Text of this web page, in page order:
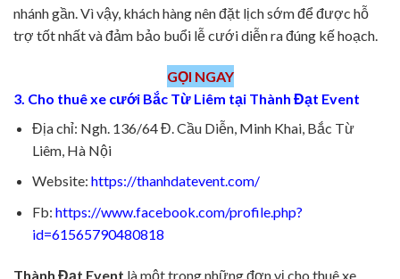
nhánh gần. Vì vậy, khách hàng nên đặt lịch sớm để được hỗ
trợ tốt nhất và đảm bảo buổi lễ cưới diễn ra đúng kế hoạch.
GỌI NGAY
3. Cho thuê xe cưới Bắc Từ Liêm tại Thành Đạt Event
Địa chỉ: Ngh. 136/64 Đ. Cầu Diễn, Minh Khai, Bắc Từ
Liêm, Hà Nội
Website: https://thanhdatevent.com/
Fb: https://www.facebook.com/profile.php?
id=61565790480818
Thành Đạt Event là một trong những đơn vị cho thuê xe